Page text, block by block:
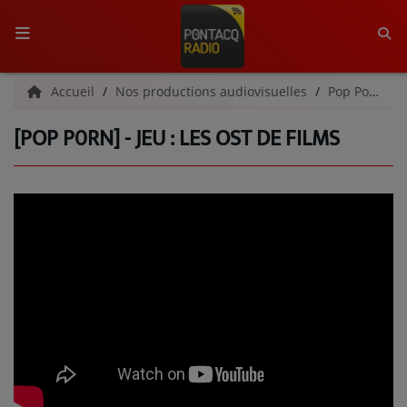
ACCUEIL
RADIO
PODCASTS - SAISON 2026/2027
Accueil Nos productions audiovisuelles Pop Porn
[POP P0RN] - JEU : LES OST DE FILMS